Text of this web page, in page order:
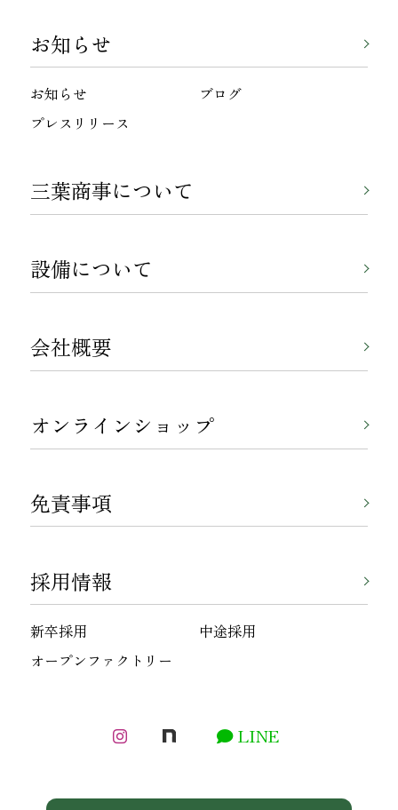
お知らせ
お知らせ
ブログ
プレスリリース
三葉商事について
設備について
会社概要
オンラインショップ
免責事項
採用情報
新卒採用
中途採用
オープンファクトリー
LINE